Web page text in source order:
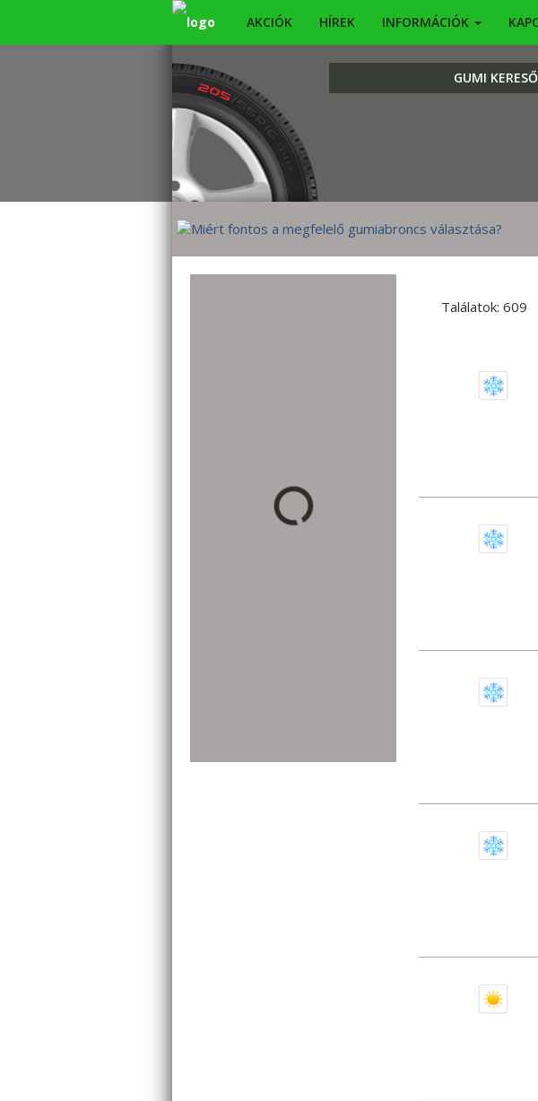
AKCIÓK HÍREK INFORMÁCIÓK
GUMI KERESŐ
Találatok: 609